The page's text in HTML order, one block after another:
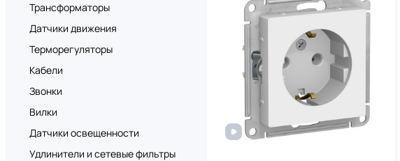
Трансформаторы
Датчики движения
Терморегуляторы
Кабели
Звонки
Вилки
Датчики освещенности
Удлинители и сетевые фильтры